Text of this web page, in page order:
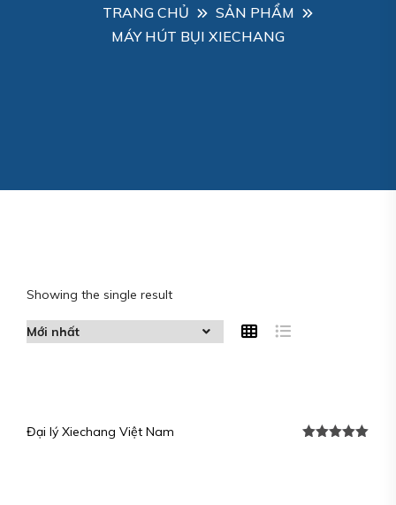
TRANG CHỦ
SẢN PHẨM
MÁY HÚT BỤI XIECHANG
Showing the single result
Đại lý Xiechang Việt Nam